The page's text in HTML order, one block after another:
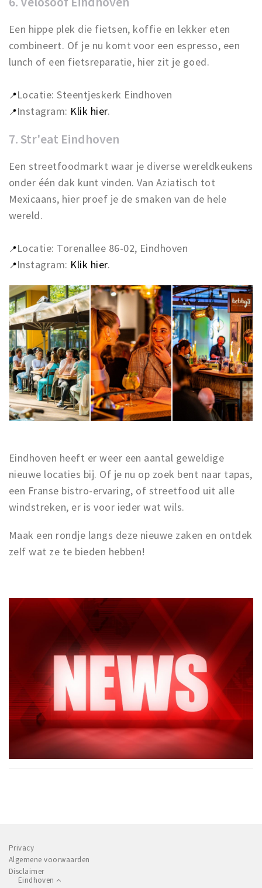
Een hippe plek die fietsen, koffie en lekker eten
combineert. Of je nu komt voor een espresso, een
lunch of een fietsreparatie, hier zit je goed.
📍Locatie: Steentjeskerk Eindhoven
📍Instagram: Klik hier.
7. Str'eat Eindhoven
Een streetfoodmarkt waar je diverse wereldkeukens
onder één dak kunt vinden. Van Aziatisch tot
Mexicaans, hier proef je de smaken van de hele
wereld.
📍Locatie: Torenallee 86-02, Eindhoven
📍Instagram: Klik hier.
Eindhoven heeft er weer een aantal geweldige
nieuwe locaties bij. Of je nu op zoek bent naar tapas,
een Franse bistro-ervaring, of streetfood uit alle
windstreken, er is voor ieder wat wils.
Maak een rondje langs deze nieuwe zaken en ontdek
zelf wat ze te bieden hebben!
Privacy
Algemene voorwaarden
Disclaimer
Eindhoven